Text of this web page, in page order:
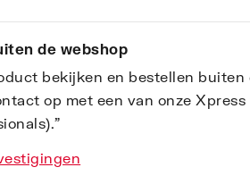
de webshop
bekijken en bestellen buiten
op met een van onze